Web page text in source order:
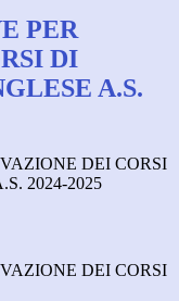
PER
DI
A.S.
DEI CORSI
2024-2025
DEI CORSI